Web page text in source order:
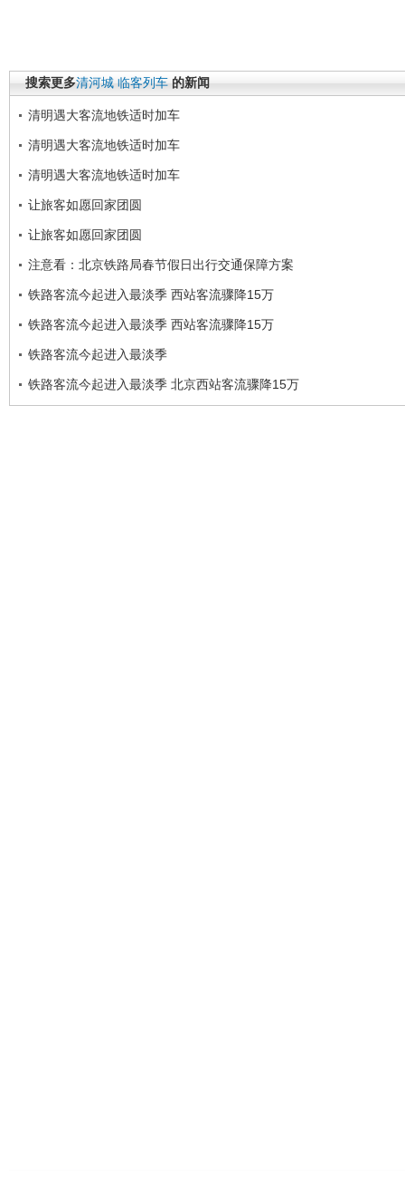
搜索更多清河城 临客列车 的新闻
清明遇大客流地铁适时加车
清明遇大客流地铁适时加车
清明遇大客流地铁适时加车
让旅客如愿回家团圆
让旅客如愿回家团圆
注意看：北京铁路局春节假日出行交通保障方案
铁路客流今起进入最淡季 西站客流骤降15万
铁路客流今起进入最淡季 西站客流骤降15万
铁路客流今起进入最淡季
铁路客流今起进入最淡季 北京西站客流骤降15万